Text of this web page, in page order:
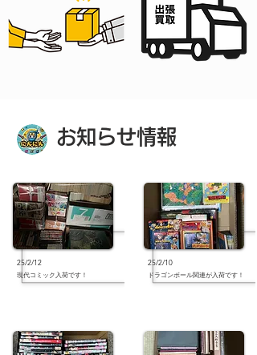
お知らせ情報
25/2/12
現代コミック入荷です！
25/2/10
ドラゴンボール関連が入荷です！